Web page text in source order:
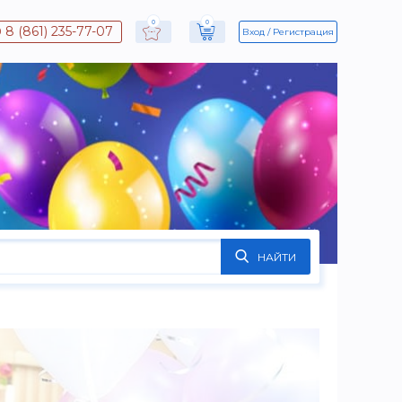
8 (861) 235-77-07
0 0
Вход Регистрация
НАЙТИ